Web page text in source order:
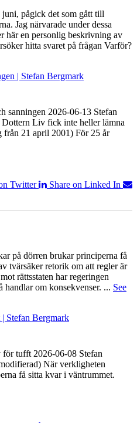
pågick det som gått till
Jag närvarade under dessa
här en personlig beskrivning av
hitta svaret på frågan Varför?
| Stefan Bergmark
sanningen 2026-06-13 Stefan
Liv fick inte heller lämna
21 april 2001) För 25 år
Twitter
Share on Linked In
på dörren brukar principerna få
tvärsäker retorik om att regler är
rättsstaten har regeringen
om konsekvenser. ... See
Stefan Bergmark
tufft 2026-06-08 Stefan
När verkligheten
få sitta kvar i väntrummet.